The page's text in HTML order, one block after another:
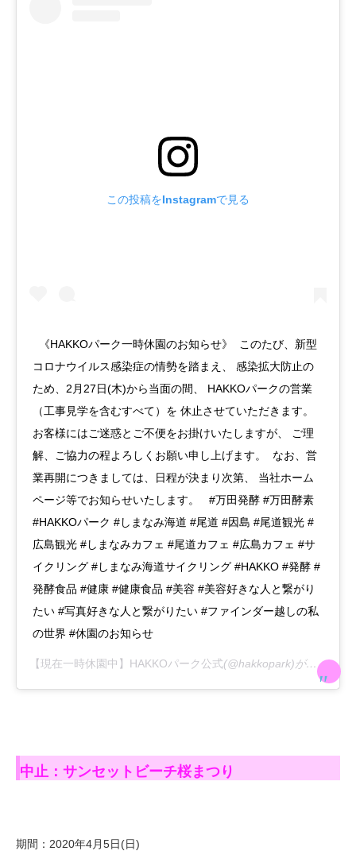
この投稿をInstagramで見る
ㅤㅤㅤㅤㅤㅤㅤㅤㅤㅤㅤㅤㅤ ㅤㅤㅤㅤㅤㅤㅤㅤㅤㅤㅤㅤㅤ 《HAKKOパーク一時休園のお知らせ》 ㅤㅤㅤㅤㅤㅤㅤㅤㅤㅤㅤㅤㅤ このたび、新型
コロナウイルス感染症の情勢を踏まえ、 感染拡大防止の
ため、2月27日(木)から当面の間、 HAKKOパークの営業
（工事見学を含むすべて）を 休止させていただきます。 ㅤㅤㅤㅤㅤㅤㅤㅤㅤㅤㅤㅤㅤ
お客様にはご迷惑とご不便をお掛けいたしますが、 ご理
解、ご協力の程よろしくお願い申し上げます。 ㅤㅤㅤㅤㅤㅤㅤㅤㅤㅤㅤㅤㅤ なお、営
業再開につきましては、日程が決まり次第、 当社ホーム
ページ等でお知らせいたします。 ㅤㅤㅤㅤㅤㅤㅤㅤㅤㅤㅤㅤㅤ ㅤㅤㅤㅤㅤㅤㅤㅤㅤㅤㅤㅤㅤ #万田発酵 #万田酵素
#HAKKOパーク #しまなみ海道 #尾道 #因島 #尾道観光 #
広島観光 #しまなみカフェ #尾道カフェ #広島カフェ #サ
イクリング #しまなみ海道サイクリング #HAKKO #発酵 #
発酵食品 #健康 #健康食品 #美容 #美容好きな人と繋がり
たい #写真好きな人と繋がりたい #ファインダー越しの私
の世界 #休園のお知らせ
【現在一時休園中】HAKKOパーク公式(@hakkopark)がシェアした投稿 –
中止：サンセットビーチ桜まつり
期間：2020年4月5日(日)